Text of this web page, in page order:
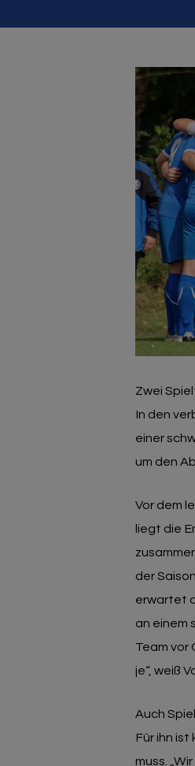
Zwei
In den
einer
um den
Vor dem
liegt die
der
erwartet
an einem
Team vor
je“, weiß
Auch
Für ihn
muss.